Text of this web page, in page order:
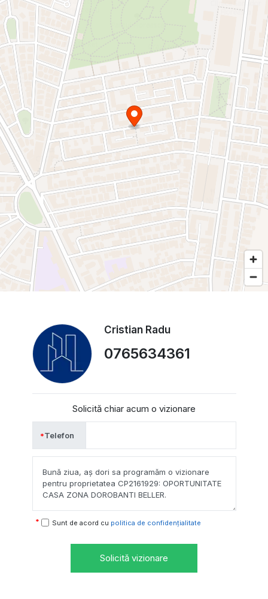
Cristian Radu
0765634361
Solicită chiar acum o vizionare
Telefon
Sunt de acord cu politica de confidențialitate
Solicită vizionare